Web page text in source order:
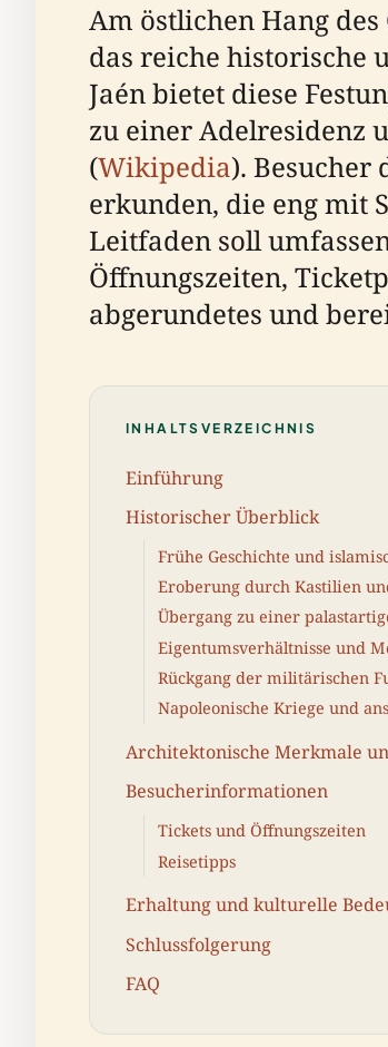
Am östlichen Hang
das reiche historische
Jaén bietet diese
zu einer Adelresidenz
(Wikipedia). Besucher
erkunden, die eng mit
Leitfaden soll
Öffnungszeiten,
abgerundetes und
INHALTSVERZEICHNIS
Einführung
Historischer Überblick
Frühe Geschichte und
Eroberung durch Kastilien
Übergang zu einer
Eigentumsverhältnisse und
Rückgang der militärischen
Napoleonische Kriege und
Architektonische Merkmale
Besucherinformationen
Tickets und Öffnungszeiten
Reisetipps
Erhaltung und kulturelle
Schlussfolgerung
FAQ